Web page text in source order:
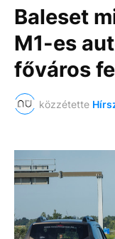
Baleset
M1-es
főváros
közzétette